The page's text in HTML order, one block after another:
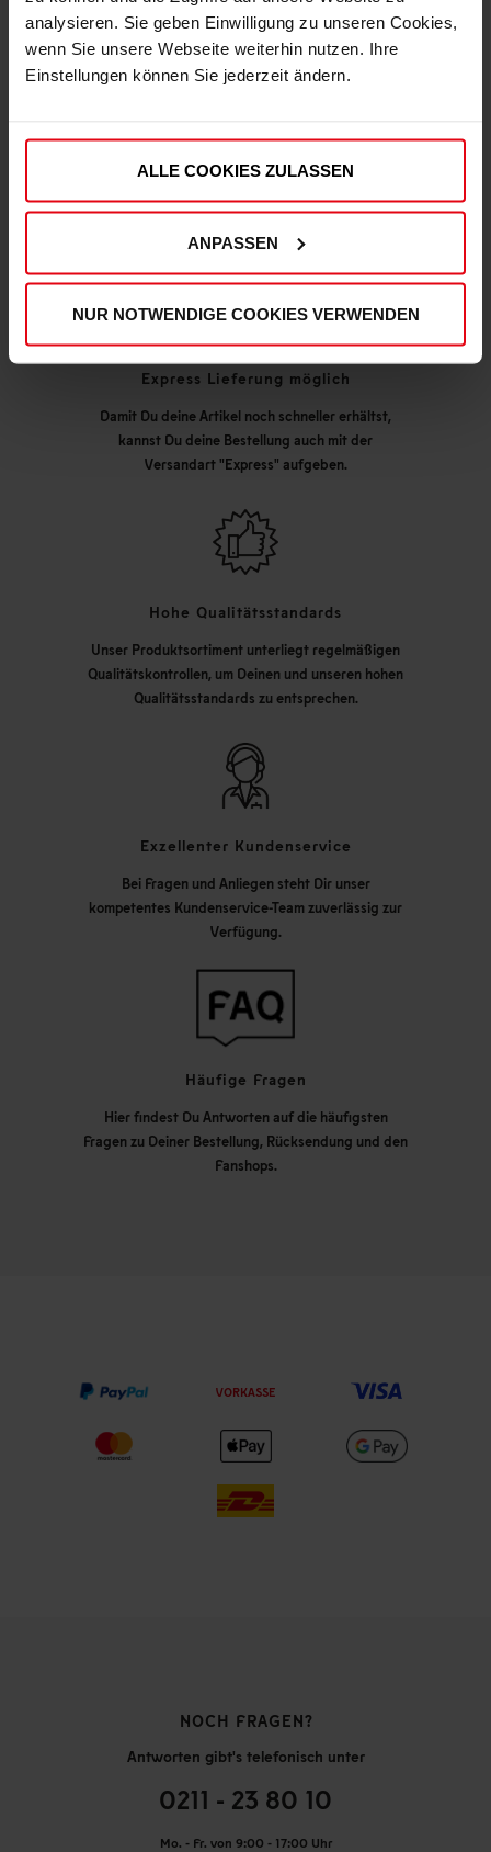
analysieren. Sie geben Einwilligung zu unseren Cookies,
wenn Sie unsere Webseite weiterhin nutzen. Ihre
Einstellungen können Sie jederzeit ändern.
ALLE COOKIES ZULASSEN
ANPASSEN
NUR NOTWENDIGE COOKIES VERWENDEN
DEINE VORTEILE IN UNSEREM SHOP
Express Lieferung möglich
Damit Du deine Artikel noch schneller erhältst,
kannst Du deine Bestellung auch mit der
Versandart "Express" aufgeben.
Hohe Qualitätsstandards
Unser Produktsortiment unterliegt regelmäßigen
Qualitätskontrollen, um Deinen und unseren hohen
Qualitätsstandards zu entsprechen.
Exzellenter Kundenservice
Bei Fragen und Anliegen steht Dir unser
kompetentes Kundenservice-Team zuverlässig zur
Verfügung.
Häufige Fragen
Hier findest Du Antworten auf die häufigsten
Fragen zu Deiner Bestellung, Rücksendung und den
Fanshops.
VORKASSE
NOCH FRAGEN?
Antworten gibt's telefonisch unter
0211 - 23 80 10
Mo. - Fr. von 9:00 - 17:00 Uhr